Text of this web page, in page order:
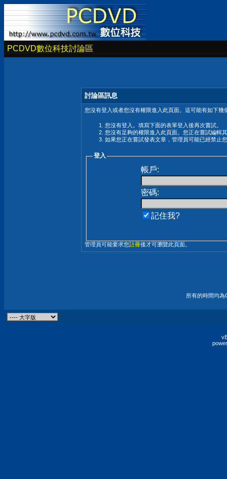
PCDVD數位科技討論區
討論區訊息
您沒有登入或者您沒有權限進入此頁面。這可能有如下幾
您沒有登入。填寫下面的表單登入後再次嘗試。
您沒有足夠的權限進入此頁面。您正在嘗試編輯
如果您正在嘗試發表文章，管理員可能已經禁止
登入
帳戶:
密碼:
記住我?
管理員可能要求您註冊後才可瀏覽此頁面。
所有的時間均為